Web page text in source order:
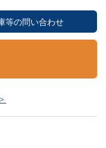
等の問い合わせ